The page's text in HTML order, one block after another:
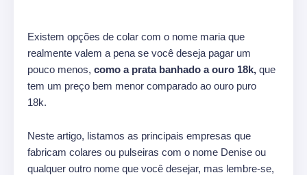
Existem opções de colar com o nome maria que
realmente valem a pena se você deseja pagar um
pouco menos, como a prata banhado a ouro 18k, que
tem um preço bem menor comparado ao ouro puro
18k.
Neste artigo, listamos as principais empresas que
fabricam colares ou pulseiras com o nome Denise ou
qualquer outro nome que você desejar, mas lembre-se,